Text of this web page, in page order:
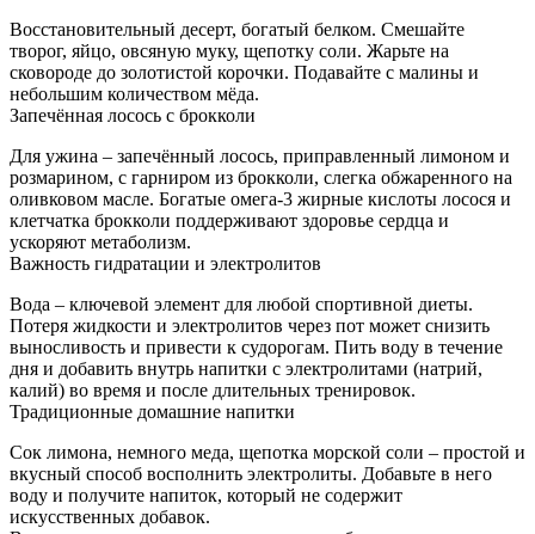
Восстановительный десерт, богатый белком. Смешайте
творог, яйцо, овсяную муку, щепотку соли. Жарьте на
сковороде до золотистой корочки. Подавайте с малины и
небольшим количеством мёда.
Запечённая лосось с брокколи
Для ужина – запечённый лосось, приправленный лимоном и
розмарином, с гарниром из брокколи, слегка обжаренного на
оливковом масле. Богатые омега‑3 жирные кислоты лосося и
клетчатка брокколи поддерживают здоровье сердца и
ускоряют метаболизм.
Важность гидратации и электролитов
Вода – ключевой элемент для любой спортивной диеты.
Потеря жидкости и электролитов через пот может снизить
выносливость и привести к судорогам. Пить воду в течение
дня и добавить внутрь напитки с электролитами (натрий,
калий) во время и после длительных тренировок.
Традиционные домашние напитки
Сок лимона, немного меда, щепотка морской соли – простой и
вкусный способ восполнить электролиты. Добавьте в него
воду и получите напиток, который не содержит
искусственных добавок.